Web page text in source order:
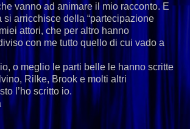
vanno ad animare il mio racconto. E
si arricchisce della “partecipazione
attori, che per altro hanno
con me tutto quello di cui vado a
io, o meglio le parti belle le hanno scritte
Rilke, Brook e molti altri
l’ho scritto io.